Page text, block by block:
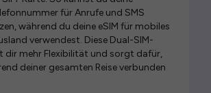
für Anrufe und SMS
während du deine eSIM für mobiles
verwendest. Diese Dual-SIM-
dir mehr Flexibilität und sorgt dafür,
deiner gesamten Reise verbunden